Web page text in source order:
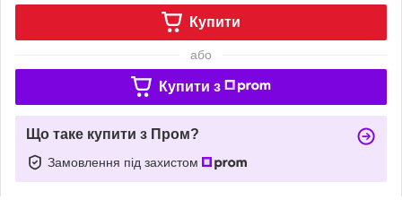
Купити
або
Купити з
Що таке купити з Пром?
Замовлення під захистом